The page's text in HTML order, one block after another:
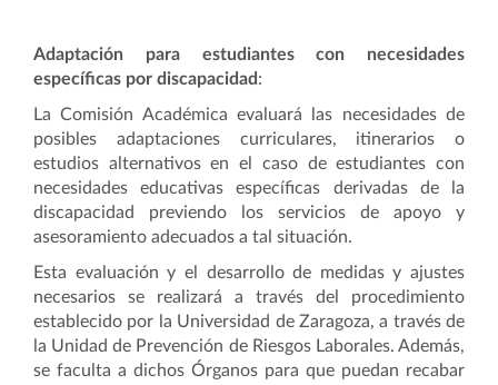
Adaptación para estudiantes con necesidades
específicas por discapacidad :
La Comisión Académica evaluará las necesidades de
posibles adaptaciones curriculares, itinerarios o
estudios alternativos en el caso de estudiantes con
necesidades educativas específicas derivadas de la
discapacidad previendo los servicios de apoyo y
asesoramiento adecuados a tal situación.
Esta evaluación y el desarrollo de medidas y ajustes
necesarios se realizará a través del procedimiento
establecido por la Universidad de Zaragoza, a través de
la Unidad de Prevención de Riesgos Laborales. Además,
se faculta a dichos Órganos para que puedan recabar